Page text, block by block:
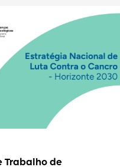
Trabalho de